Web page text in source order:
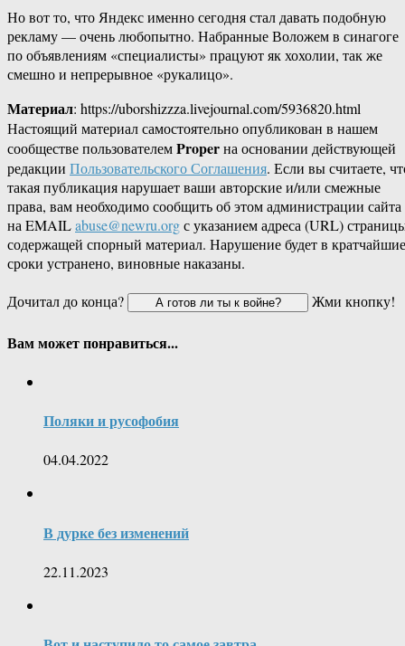
Но вот то, что Яндекс именно сегодня стал давать подобную
рекламу — очень любопытно. Набранные Воложем в синагоге
по объявлениям «специалисты» працуют як хохолии, так же
смешно и непрерывное «рукалицо».
Материал: https://uborshizzza.livejournal.com/5936820.html
Настоящий материал самостоятельно опубликован в нашем
сообществе пользователемProperна основании действующей
редакции Пользовательского Соглашения. Если вы считаете,
такая публикация нарушает ваши авторские и/или смежные
права, вам необходимо сообщить об этом администрации сайта
на EMAILabuse@newru.orgс указанием адреса (URL)
содержащей спорный материал. Нарушение будет в кратчайшие
сроки устранено, виновные наказаны.
Дочитал до конца?
Жми кнопку!
Вам может понравиться...
Поляки и русофобия
04.04.2022
В дурке без изменений
22.11.2023